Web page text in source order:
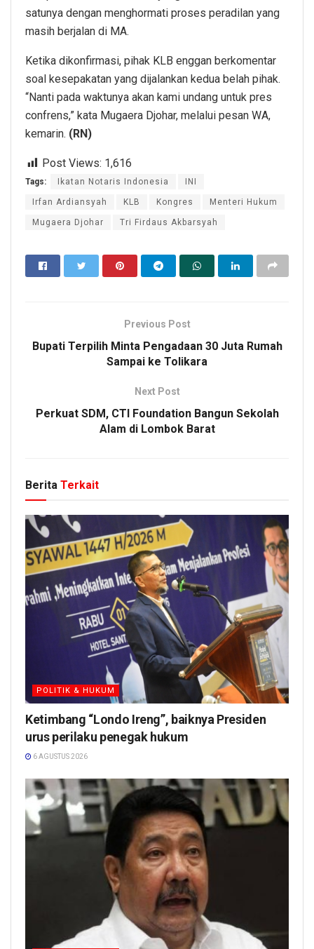
satunya dengan menghormati proses peradilan yang
masih berjalan di MA.
Ketika dikonfirmasi, pihak KLB enggan berkomentar
soal kesepakatan yang dijalankan kedua belah pihak.
“Nanti pada waktunya akan kami undang untuk pres
confrens,” kata Mugaera Djohar, melalui pesan WA,
kemarin. (RN)
Post Views: 1,616
Tags: Ikatan Notaris Indonesia INI
Irfan Ardiansyah KLB Kongres Menteri Hukum
Mugaera Djohar Tri Firdaus Akbarsyah
Previous Post
Bupati Terpilih Minta Pengadaan 30 Juta Rumah
Sampai ke Tolikara
Next Post
Perkuat SDM, CTI Foundation Bangun Sekolah
Alam di Lombok Barat
Berita Terkait
POLITIK & HUKUM
Ketimbang “Londo Ireng”, baiknya Presiden
urus perilaku penegak hukum
6 AGUSTUS 2026